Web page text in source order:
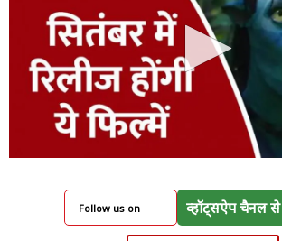
Follow us on व्हॉट्सऐप चैनल